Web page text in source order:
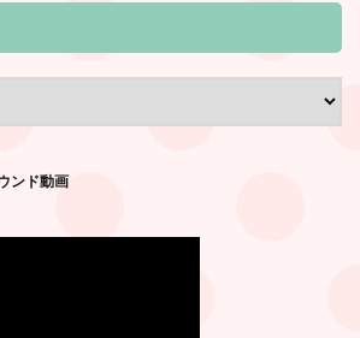
ンド動画